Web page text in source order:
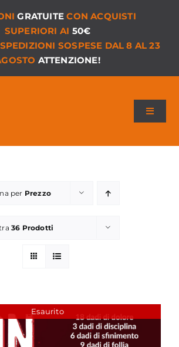
GRATUITE CON ACQUISTI
SUPERIORI AI 50€
SPEDIZIONI SOSPESE DAL 8 AL 23
ATTENZIONE!
Toggle
di Sicurezza
Account
per Prezzo
36 Prodotti
Esaurito